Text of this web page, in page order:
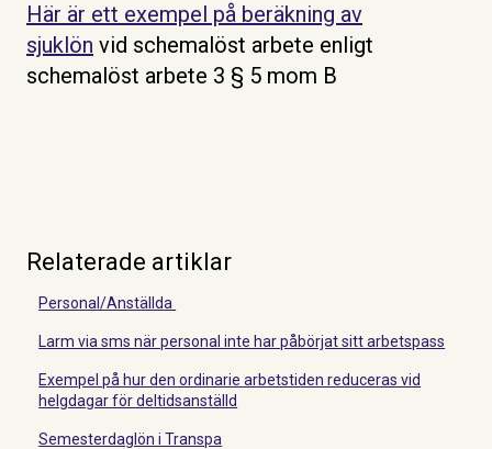
Här är ett exempel på beräkning av
sjuklön vid schemalöst arbete enligt
schemalöst arbete 3 § 5 mom B
Relaterade artiklar
Personal/Anställda
Larm via sms när personal inte har påbörjat sitt arbetspass
Exempel på hur den ordinarie arbetstiden reduceras vid
helgdagar för deltidsanställd
Semesterdaglön i Transpa